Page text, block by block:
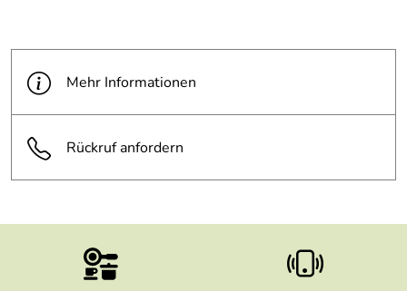
Mehr Informationen
Rückruf anfordern